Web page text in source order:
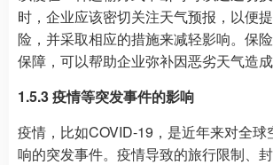
时，企业应该密切关注天气预报，以便
险，并采取相应的措施来减轻影响。保
保障，可以帮助企业弥补因恶劣天气造成
1.5.3 疫情等突发事件的影响
疫情，比如COVID-19，是近年来对全球
响的突发事件。疫情导致的旅行限制、